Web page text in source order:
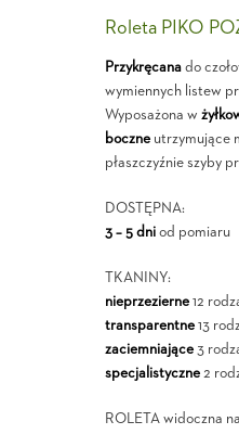
Roleta PIKO
Przykręcanado
wymiennych listew
Wyposażona w
boczneutrzymujące
płaszczyźnie szyby
DOSTĘPNA:
3 – 5 dniod pomiaru
TKANINY:
nieprzezierne12
transparentne13
zaciemniające3
specjalistyczne2
ROLETA widoczna